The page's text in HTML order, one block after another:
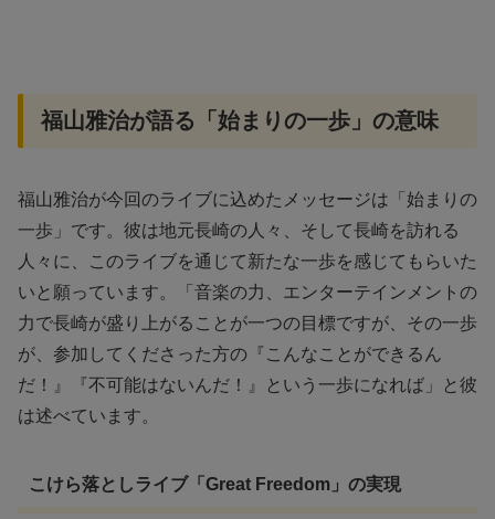
福山雅治が語る「始まりの一歩」の意味
福山雅治が今回のライブに込めたメッセージは「始まりの
一歩」です。彼は地元長崎の人々、そして長崎を訪れる
人々に、このライブを通じて新たな一歩を感じてもらいた
いと願っています。「音楽の力、エンターテインメントの
力で長崎が盛り上がることが一つの目標ですが、その一歩
が、参加してくださった方の『こんなことができるん
だ！』『不可能はないんだ！』という一歩になれば」と彼
は述べています。
こけら落としライブ「Great Freedom」の実現